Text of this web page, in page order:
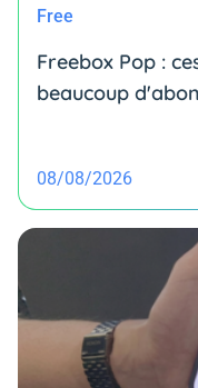
Free
Freebox Pop :
beaucoup
08/08/2026